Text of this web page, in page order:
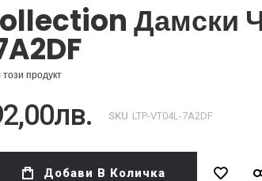
Дамски
продукт
SKU LTP-VT04L-7A2DF
Добави В Количка